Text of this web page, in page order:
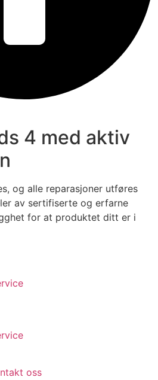
4 med aktiv
og alle reparasjoner utføres
av sertifiserte og erfarne
for at produktet ditt er i
oss